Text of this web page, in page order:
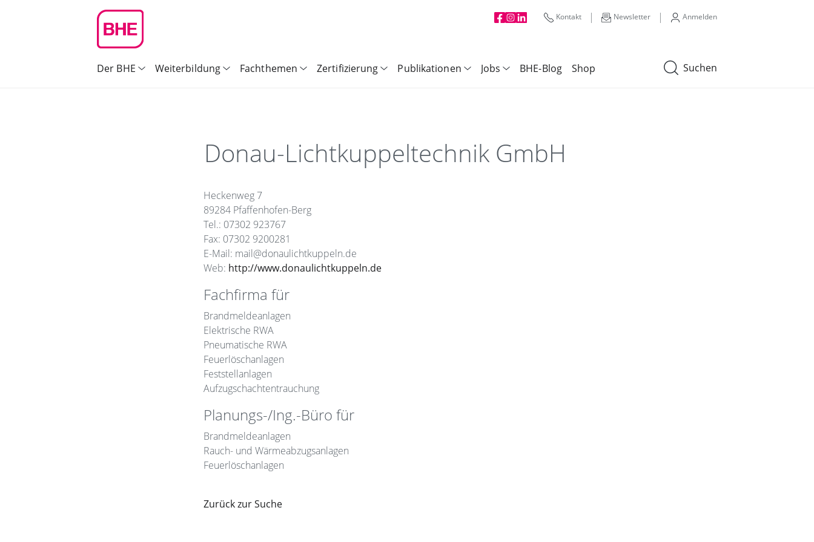
Suchen
Der BHE Weiterbildung Fachthemen Zertifizierung Publikationen Jobs BHE-Blog Shop
Kontakt | Newsletter | Anmelden
Donau-Lichtkuppeltechnik GmbH
Heckenweg 7
89284 Pfaffenhofen-Berg
Tel.: 07302 923767
Fax: 07302 9200281
E-Mail: mail@donaulichtkuppeln.de
Web: http://www.donaulichtkuppeln.de
Fachfirma für
Brandmeldeanlagen
Elektrische RWA
Pneumatische RWA
Feuerlöschanlagen
Feststellanlagen
Aufzugschachtentrauchung
Planungs-/Ing.-Büro für
Brandmeldeanlagen
Rauch- und Wärmeabzugsanlagen
Feuerlöschanlagen
Zurück zur Suche